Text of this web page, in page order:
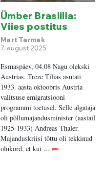
Ümber Brasiilia:
Viies postitus
Mart Tarmak
7. august 2025
Esmaspäev, 04.08 Nagu olekski
Austrias. Treze Tílias asutati
1933. aasta oktoobris Austria
valitsuse emigratsiooni
programmi toetusel. Selle algataja
oli põllumajandusminister (aastail
1925-1933) Andreas Thaler.
Majanduskriisi tõttu oli tekkinud
olukord, et kui ...